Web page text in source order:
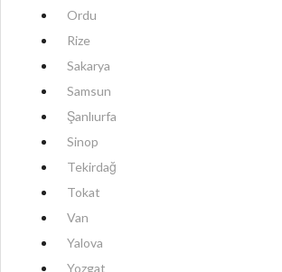
Ordu
Rize
Sakarya
Samsun
Şanlıurfa
Sinop
Tekirdağ
Tokat
Van
Yalova
Yozgat